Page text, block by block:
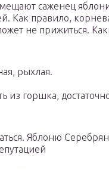
саженец
Как правило,
не прижиться.
рыхлая.
из горшка,
Яблоню